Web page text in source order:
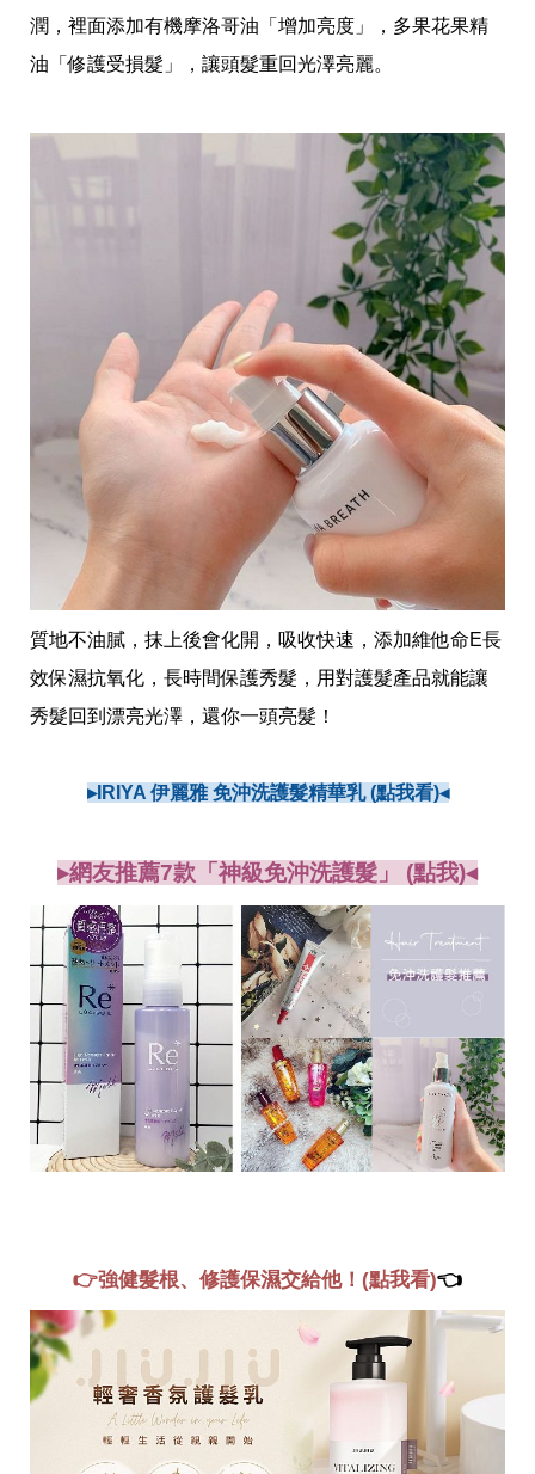
潤，裡面添加有機摩洛哥油「增加亮度」，多果花果精
油「修護受損髮」，讓頭髮重回光澤亮麗。
質地不油膩，抹上後會化開，吸收快速，添加維他命E長
效保濕抗氧化，長時間保護秀髮，用對護髮產品就能讓
秀髮回到漂亮光澤，還你一頭亮髮！
▸IRIYA 伊麗雅 免沖洗護髮精華乳 (點我看)◂
▸網友推薦7款「神級免沖洗護髮」 (點我)◂
👉強健髮根、修護保濕交給他！(點我看)👈